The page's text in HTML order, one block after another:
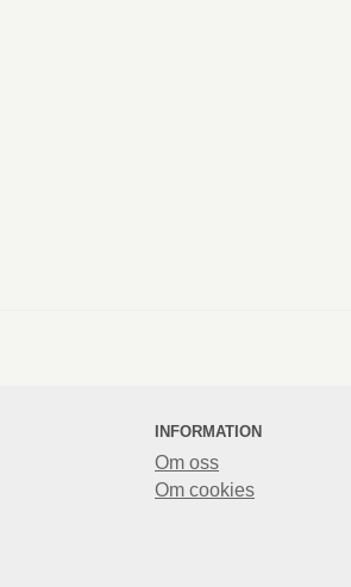
INFORMATION
Om oss
Om cookies